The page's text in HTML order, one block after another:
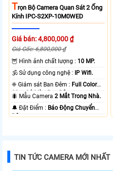
TRọn Bộ Camera Quan Sát 2 Ống
Kính IPC-S2XP-10M0WED
Giá bán: 4,800,000 ₫
Giá Gốc: 6,800,000 ₫
🦉 Hình ảnh chất lượng : 10 MP.
🕉️ Sử dụng công nghệ :
IP Wifi.
❈ Giám sát Ban Đêm : Full Color
20m Có Màu Ban Ðêm.
🐜 Mẫu Camera2 Mắt Trong Nhà.
️🔔 Đặt Điểm : Báo Động Chuyển
Động.
TIN TỨC CAMERA MỚI NHẤT